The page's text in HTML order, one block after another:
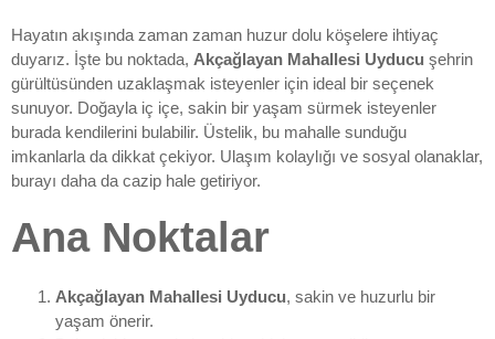
Hayatın akışında zaman zaman huzur dolu köşelere ihtiyaç
duyarız. İşte bu noktada, Akçağlayan Mahallesi Uyducu şehrin
gürültüsünden uzaklaşmak isteyenler için ideal bir seçenek
sunuyor. Doğayla iç içe, sakin bir yaşam sürmek isteyenler
burada kendilerini bulabilir. Üstelik, bu mahalle sunduğu
imkanlarla da dikkat çekiyor. Ulaşım kolaylığı ve sosyal olanaklar,
burayı daha da cazip hale getiriyor.
Ana Noktalar
Akçağlayan Mahallesi Uyducu, sakin ve huzurlu bir
yaşam önerir.